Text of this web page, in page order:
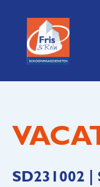
inhoud
SD231002